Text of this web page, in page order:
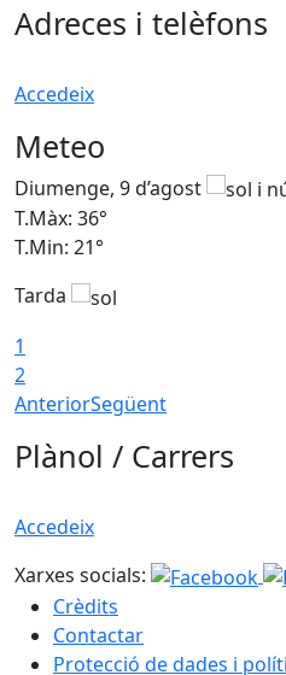
Adreces i telèfons
Accedeix
Meteo
Diumenge, 9 d’agost
T.Màx: 36°
T.Min: 21°
Tarda
1
2
AnteriorSegüent
Plànol / Carrers
Accedeix
Xarxes socials:
Crèdits
Contactar
Protecció de dades i